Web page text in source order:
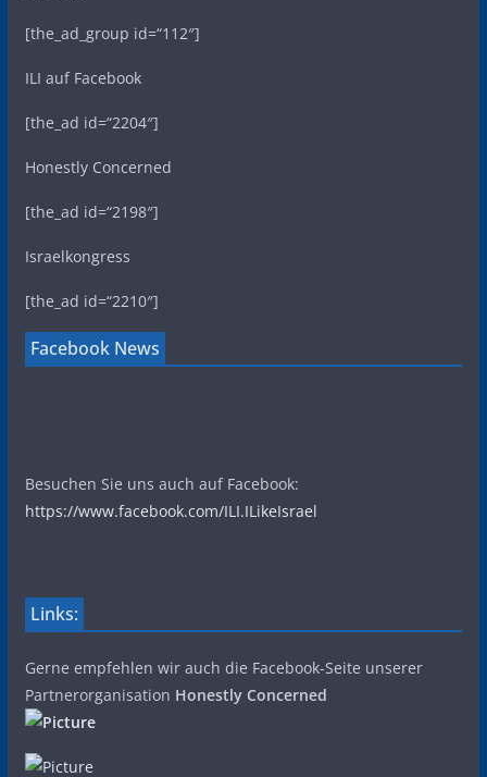
[the_ad_group id=“112″]
ILI auf Facebook
[the_ad id=“2204″]
Honestly Concerned
[the_ad id=“2198″]
Israelkongress
[the_ad id=“2210″]
Facebook News
Besuchen Sie uns auch auf Facebook:
https://www.facebook.com/ILI.ILikeIsrael
Links:
Gerne empfehlen wir auch die Facebook-Seite unserer
Partnerorganisation Honestly Concerned